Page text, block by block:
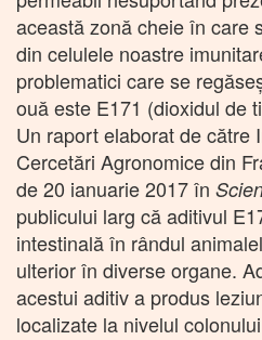
această zonă cheie în care
din celulele noastre
problematici care se
ouă este E171 (dioxidul de
Un raport elaborat de către
Cercetări Agronomice din
de 20 ianuarie 2017 în
publicului larg că aditivul
intestinală în rândul
ulterior în diverse organe.
acestui aditiv a produs
localizate la nivelul